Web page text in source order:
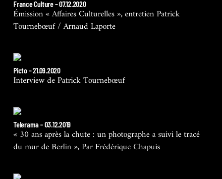
France Culture – 07.12.2020
Émission « Affaires Culturelles », entretien Patrick
Tournebœuf / Arnaud Laporte
Picto – 21.09.2020
Interview de Patrick Tournebœuf
Telerama – 03.12.2019
« 30 ans après la chute : un photographe a suivi le tracé
du mur de Berlin », Par Frédérique Chapuis